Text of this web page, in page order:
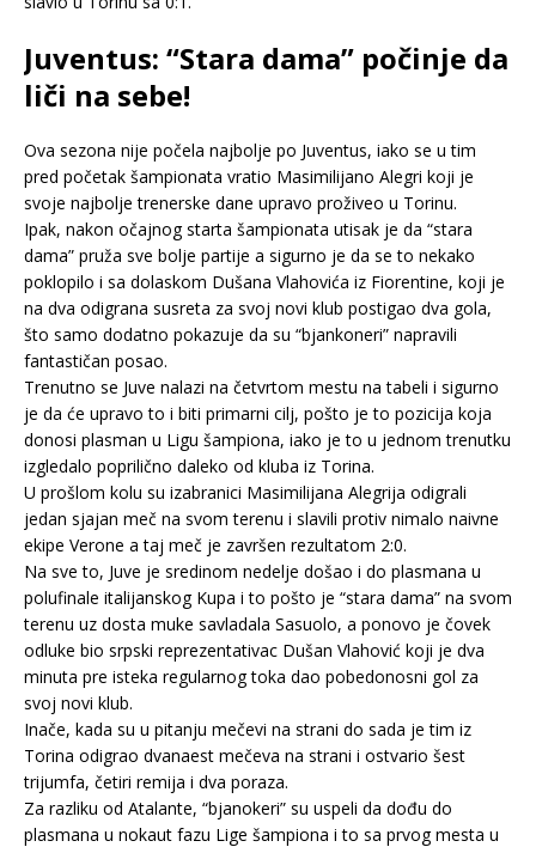
Juventus: “Stara dama” počinje da
liči na sebe!
Ova sezona nije počela najbolje po Juventus, iako se u tim
pred početak šampionata vratio Masimilijano Alegri koji je
svoje najbolje trenerske dane upravo proživeo u Torinu.
Ipak, nakon očajnog starta šampionata utisak je da “stara
dama” pruža sve bolje partije a sigurno je da se to nekako
poklopilo i sa dolaskom Dušana Vlahovića iz Fiorentine, koji je
na dva odigrana susreta za svoj novi klub postigao dva gola,
što samo dodatno pokazuje da su “bjankoneri” napravili
fantastičan posao.
Trenutno se Juve nalazi na četvrtom mestu na tabeli i sigurno
je da će upravo to i biti primarni cilj, pošto je to pozicija koja
donosi plasman u Ligu šampiona, iako je to u jednom trenutku
izgledalo poprilično daleko od kluba iz Torina.
U prošlom kolu su izabranici Masimilijana Alegrija odigrali
jedan sjajan meč na svom terenu i slavili protiv nimalo naivne
ekipe Verone a taj meč je završen rezultatom 2:0.
Na sve to, Juve je sredinom nedelje došao i do plasmana u
polufinale italijanskog Kupa i to pošto je “stara dama” na svom
terenu uz dosta muke savladala Sasuolo, a ponovo je čovek
odluke bio srpski reprezentativac Dušan Vlahović koji je dva
minuta pre isteka regularnog toka dao pobedonosni gol za
svoj novi klub.
Inače, kada su u pitanju mečevi na strani do sada je tim iz
Torina odigrao dvanaest mečeva na strani i ostvario šest
trijumfa, četiri remija i dva poraza.
Za razliku od Atalante, “bjanokeri” su uspeli da dođu do
plasmana u nokaut fazu Lige šampiona i to sa prvog mesta u